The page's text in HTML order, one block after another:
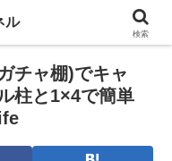
チャ棚)でキャ
柱と1×4で簡単
ル
検索